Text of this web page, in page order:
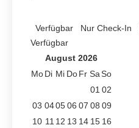
Verfügbar Nur Check-In
Verfügbar
August 2026
MoDi Mi DoFr SaSo
01 02
03 040506 07 08 09
10 11 12 13 14 15 16